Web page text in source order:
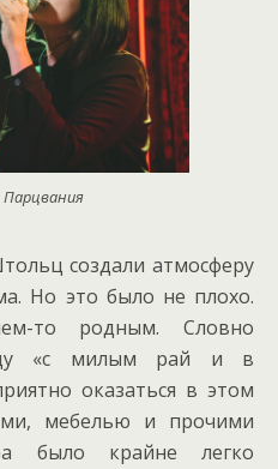
создали атмосферу
Но это было не плохо.
то родным. Словно
«с милым рай и в
оказаться в этом
мебелью и прочими
было крайне легко